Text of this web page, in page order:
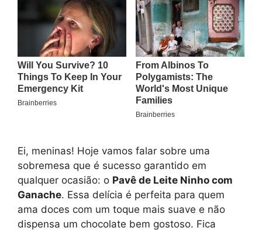
Ei, meninas! Hoje vamos falar sobre uma
sobremesa que é sucesso garantido em
qualquer ocasião: o Pavê de Leite Ninho com
Ganache. Essa delícia é perfeita para quem
ama doces com um toque mais suave e não
dispensa um chocolate bem gostoso. Fica